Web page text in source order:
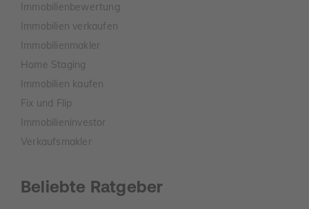
Immobilienbewertung
Immobilien verkaufen
Immobilienmakler
Home Staging
Immobilien kaufen
Fix und Flip
Immobilieninvestor
Verkaufsmakler
Beliebte Ratgeber